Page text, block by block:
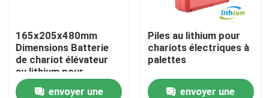
Contrôle de qualité
Demandez une citation
165x205x480mm
Dimensions Batterie
de chariot élévateur
au lithium pour
applications lourdes
envoyer une
Piles au lithium pour
chariots électriques à
palettes
envoyer une